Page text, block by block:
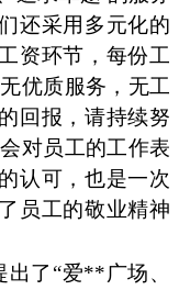
还采用多元化的
资环节，每份工
优质服务，无工
回报，请持续努
对员工的工作表
认可，也是一次
员工的敬业精神
了“爱**广场、